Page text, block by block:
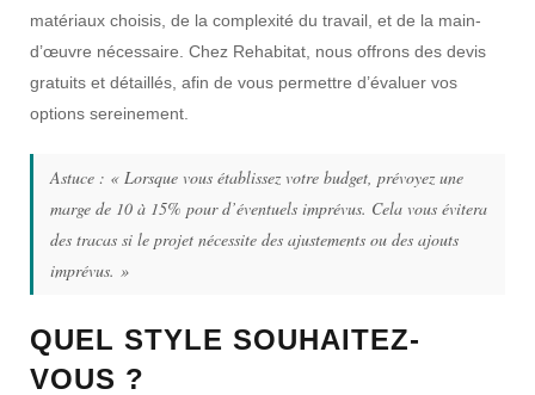
matériaux choisis, de la complexité du travail, et de la main-
d’œuvre nécessaire. Chez Rehabitat, nous offrons des devis
gratuits et détaillés, afin de vous permettre d’évaluer vos
options sereinement.
Astuce : « Lorsque vous établissez votre budget, prévoyez une
marge de 10 à 15% pour d’éventuels imprévus. Cela vous évitera
des tracas si le projet nécessite des ajustements ou des ajouts
imprévus. »
QUEL STYLE SOUHAITEZ-
VOUS ?